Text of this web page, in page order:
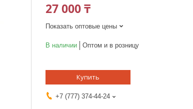
27 000 ₸
Показать оптовые цены
В наличии Оптом и в розницу
Купить
+7 (777) 374-44-24